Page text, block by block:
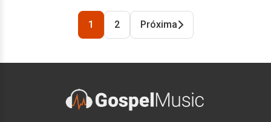
1 2 Próxima